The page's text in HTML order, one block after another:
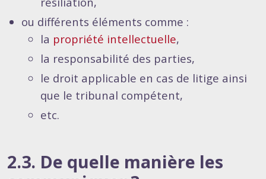
ou différents éléments comme :
la propriété intellectuelle,
la responsabilité des parties,
le droit applicable en cas de litige ainsi
que le tribunal compétent,
etc.
2.3. De quelle manière les